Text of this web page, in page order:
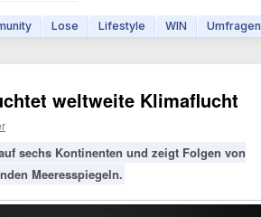
Lose Lifestyle WIN Umfragen
weltweite Klimaflucht
sechs Kontinenten und zeigt Folgen von
Meeresspiegeln.